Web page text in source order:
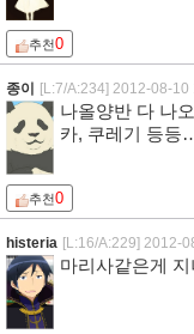
추천0
종이 [L:7/A:234] 2012-08-10
나올양반 다 나
카, 쿠레기 등등
추천0
histeria [L:16/A:229] 2012-
마리사같은게